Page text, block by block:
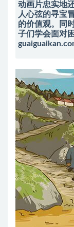
动画片忠实地
人心弦的寻宝
的价值观。同
子们学会面对